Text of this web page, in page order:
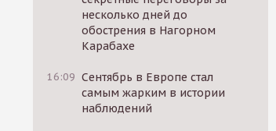
несколько дней до
обострения в Нагорном
Карабахе
16:09 Сентябрь в Европе стал
самым жарким в истории
наблюдений